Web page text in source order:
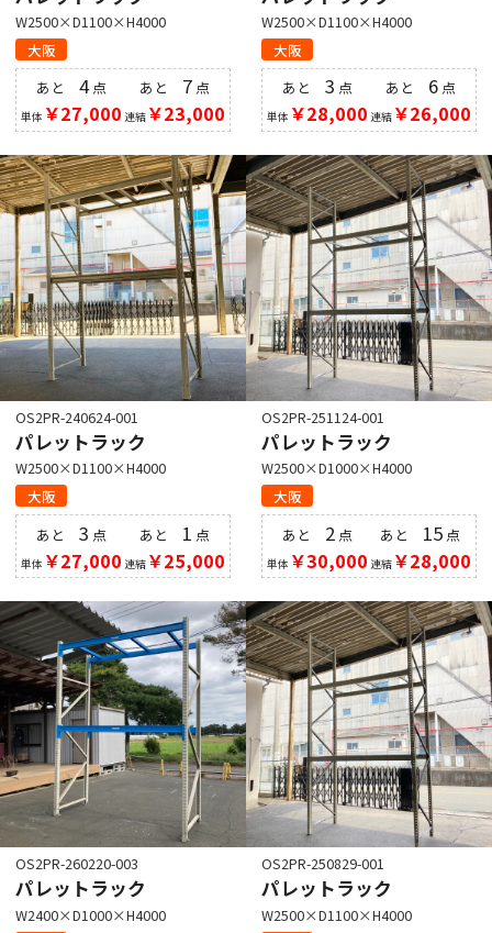
W2500×D1100×H4000
大阪
あと4点
単体 ￥27,000
あと 7点
連結￥23,000
W2500×D1100×H4000
大阪
あと3 点
単体 ￥28,000
あと 6点
連結￥26,000
OS2PR-240624-001
パレットラック
W2500×D1100×H4000
大阪
あと3 点
単体 ￥27,000
あと 1 点
連結￥25,000
OS2PR-251124-001
パレットラック
W2500×D1000×H4000
大阪
あと 2 点
単体 ￥30,000
あと 15 点
連結￥28,000
OS2PR-260220-003
パレットラック
W2400×D1000×H4000
OS2PR-250829-001
パレットラック
W2500×D1100×H4000